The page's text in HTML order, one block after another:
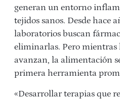
generan un entorno
tejidos sanos. Desde hace
laboratorios buscan
eliminarlas. Pero mientras
avanzan, la alimentación
primera herramienta
«Desarrollar terapias que